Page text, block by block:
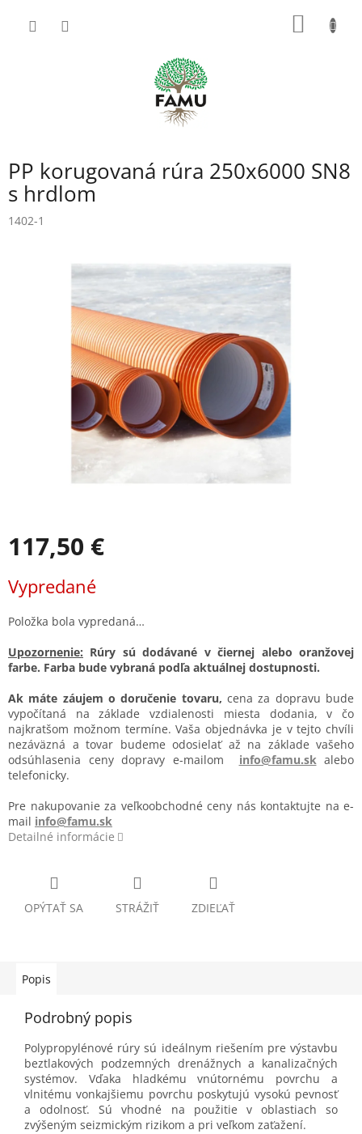
PP korugovaná rúra 250x6000 SN8
s hrdlom
1402-1
117,50 €
cena:
Vypredané
Položka bola vypredaná…
Upozornenie: Rúry sú dodávané v čiernej alebo oranžovej
farbe. Farba bude vybraná podľa aktuálnej dostupnosti.
Ak máte záujem o doručenie tovaru, cena za dopravu bude
vypočítaná na základe vzdialenosti miesta dodania, v čo
najkratšom možnom termíne. Vaša objednávka je v tejto chvíli
nezáväzná a tovar budeme odosielať až na základe vašeho
odsúhlasenia ceny dopravy e-mailom
info@famu.skalebo
telefonicky.
Pre nakupovanie za veľkoobchodné ceny nás kontaktujte na e-
mail info@famu.sk
Detailné informácie
OPÝTAŤ SA STRÁŽIŤ ZDIEĽAŤ
Popis
Podrobný popis
Polypropylénové rúry sú ideálnym riešením pre výstavbu
beztlakových podzemných drenážnych a kanalizačných
systémov. Vďaka hladkému vnútornému povrchu a
vlnitému vonkajšiemu povrchu poskytujú vysokú pevnosť
a odolnosť. Sú vhodné na použitie v oblastiach so
zvýšeným seizmickým rizikom a pri veľkom zaťažení.